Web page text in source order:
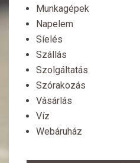
Munkagépek
Napelem
Síelés
Szállás
Szolgáltatás
Szórakozás
Vásárlás
Víz
Webáruház